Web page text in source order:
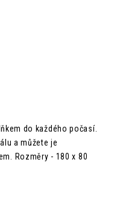
do každého počasí.
a můžete je
Rozměry - 180 x 80